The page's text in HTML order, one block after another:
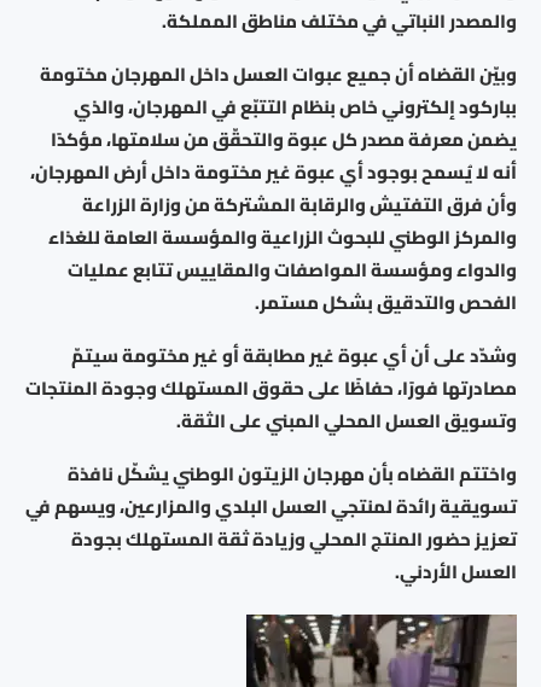
والمصدر النباتي في مختلف مناطق المملكة.
وبيّن القضاه أن جميع عبوات العسل داخل المهرجان مختومة
بباركود إلكتروني خاص بنظام التتبّع في المهرجان، والذي
يضمن معرفة مصدر كل عبوة والتحقّق من سلامتها، مؤكدًا
أنه لا يُسمح بوجود أي عبوة غير مختومة داخل أرض المهرجان،
وأن فرق التفتيش والرقابة المشتركة من وزارة الزراعة
والمركز الوطني للبحوث الزراعية والمؤسسة العامة للغذاء
والدواء ومؤسسة المواصفات والمقاييس تتابع عمليات
الفحص والتدقيق بشكل مستمر.
وشدّد على أن أي عبوة غير مطابقة أو غير مختومة سيتمّ
مصادرتها فورًا، حفاظًا على حقوق المستهلك وجودة المنتجات
وتسويق العسل المحلي المبني على الثقة.
واختتم القضاه بأن مهرجان الزيتون الوطني يشكّل نافذة
تسويقية رائدة لمنتجي العسل البلدي والمزارعين، ويسهم في
تعزيز حضور المنتج المحلي وزيادة ثقة المستهلك بجودة
العسل الأردني.